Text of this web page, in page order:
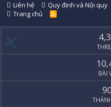
Liên hệ
Quy định và Nội quy
Trang chủ
R
S
BÀI